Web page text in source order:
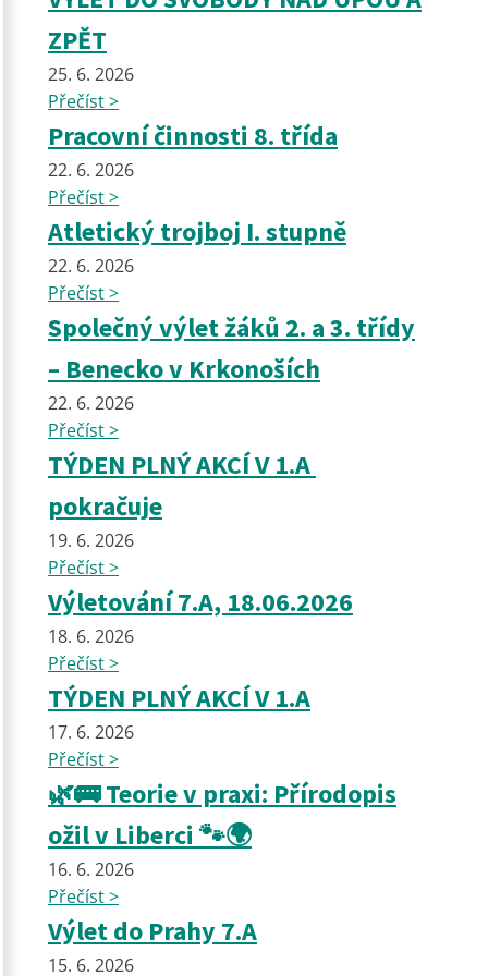
ZPĚT
25. 6. 2026
Přečíst >
Pracovní činnosti 8. třída
22. 6. 2026
Přečíst >
Atletický trojboj I. stupně
22. 6. 2026
Přečíst >
Společný výlet žáků 2. a 3. třídy
– Benecko v Krkonoších
22. 6. 2026
Přečíst >
TÝDEN PLNÝ AKCÍ V 1.A
pokračuje
19. 6. 2026
Přečíst >
Výletování 7.A, 18.06.2026
18. 6. 2026
Přečíst >
TÝDEN PLNÝ AKCÍ V 1.A
17. 6. 2026
Přečíst >
🌿🚌 Teorie v praxi: Přírodopis
ožil v Liberci 🐾🌍
16. 6. 2026
Přečíst >
Výlet do Prahy 7.A
15. 6. 2026